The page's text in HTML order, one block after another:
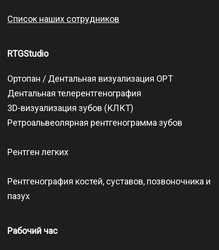
Список наших сотрудников
RTGStudio
Ортопан / Дентальная визуализация OPT
Дентальная телерентгенография
3D-визуализация зубов (КЛКТ)
Ретроальвеолярная рентгенограмма зубов
Рентген легких
Рентгенография костей, суставов, позвоночника и
пазух
Рабочий час